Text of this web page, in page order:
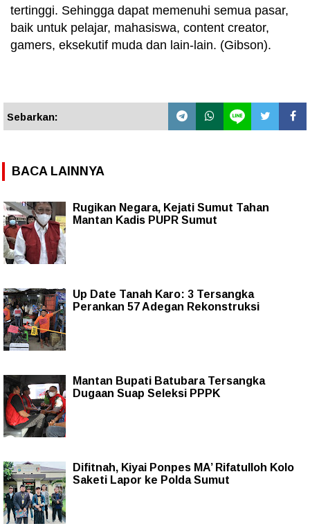
tertinggi. Sehingga dapat memenuhi semua pasar,
baik untuk pelajar, mahasiswa, content creator,
gamers, eksekutif muda dan lain-lain. (Gibson).
Sebarkan:
BACA LAINNYA
Rugikan Negara, Kejati Sumut Tahan
Mantan Kadis PUPR Sumut
Up Date Tanah Karo: 3 Tersangka
Perankan 57 Adegan Rekonstruksi
Mantan Bupati Batubara Tersangka
Dugaan Suap Seleksi PPPK
Difitnah, Kiyai Ponpes MA’ Rifatulloh Kolo
Saketi Lapor ke Polda Sumut